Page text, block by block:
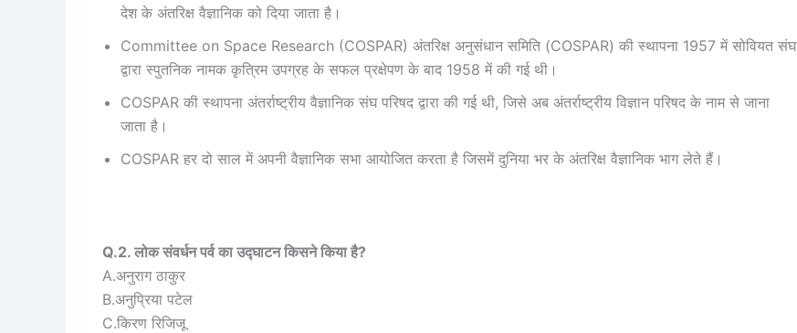
देश के अंतरिक्ष वैज्ञानिक को दिया जाता है।
Committee on Space Research (COSPAR) अंतरिक्ष अनुसंधान समिति (COSPAR) की स्थापना 1957 में सोवियत संघ
द्वारा स्पुतनिक नामक कृत्रिम उपग्रह के सफल प्रक्षेपण के बाद 1958 में की गई थी।
COSPAR की स्थापना अंतर्राष्ट्रीय वैज्ञानिक संघ परिषद द्वारा की गई थी, जिसे अब अंतर्राष्ट्रीय विज्ञान परिषद के नाम से जाना
जाता है।
COSPAR हर दो साल में अपनी वैज्ञानिक सभा आयोजित करता है जिसमें दुनिया भर के अंतरिक्ष वैज्ञानिक भाग लेते हैं।
Q.2. लोक संवर्धन पर्व का उद्घाटन किसने किया है?
A.अनुराग ठाकुर
B.अनुप्रिया पटेल
C.किरण रिजिजू